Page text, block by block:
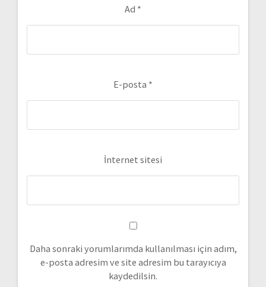
Ad *
E-posta *
İnternet sitesi
Daha sonraki yorumlarımda kullanılması için adım,
e-posta adresim ve site adresim bu tarayıcıya
kaydedilsin.